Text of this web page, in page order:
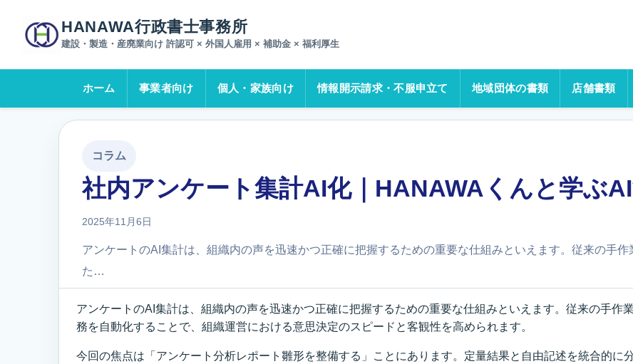
HANAWA行政書士事務所
建設・製造・産廃業向け 許認可 × 外国人雇用 × 補助金 × 福利厚生
ホーム 事業者向け 個人・家族向け 情報開示請求・不服申立て 地域団体の書類 店舗書類
ホーム ブログ一覧 社内アンケート集計AI化｜HANAWAくんと学ぶAI活用ラボ第44回
コラム
社内アンケート集計AI化｜HANAWAくんと学ぶ
2025年11月6日
アンケートのAI集計は、組織内の声を迅速かつ正確に把握するための重要な仕組みといえます。従来の手
た…
アンケートのAI集計は、組織内の声を迅速かつ正確に把握するための重要な仕組みといえます。従来の手作
務を自動化することで、組織運営における意思決定のスピードと客観性を高められます。
今回の焦点は「アンケート分析レポート雛形を整備する」ことにあります。定量結果と自由記述を統合的に